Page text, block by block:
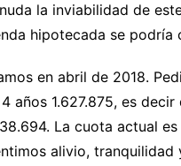
la inviabilidad de
hipotecada se
en abril de 2018.
años 1.627.875, es
La cuota actual
alivio,